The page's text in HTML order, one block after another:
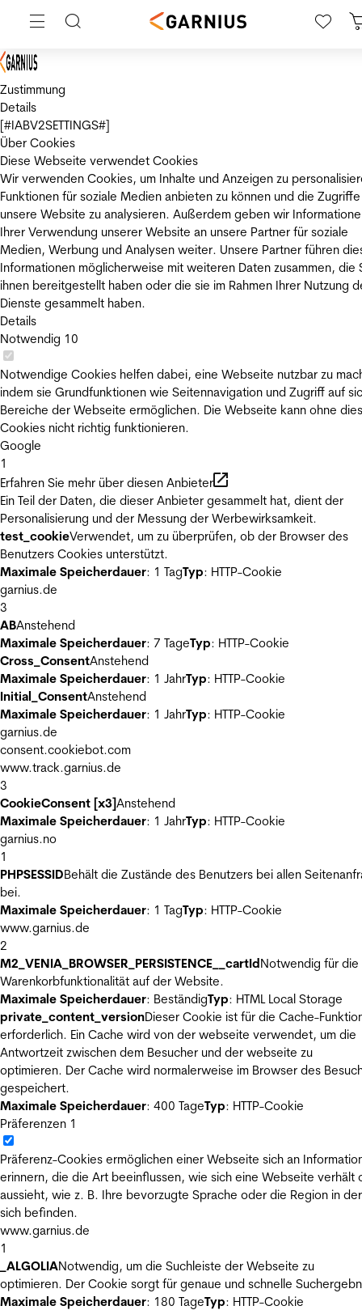
Zustimmung
Details
[#IABV2SETTINGS#]
Über Cookies
Diese Webseite verwendet Cookies
Wir verwenden Cookies, um Inhalte und Anzeigen zu
Funktionen für soziale Medien anbieten zu können und die
unsere Website zu analysieren. Außerdem geben wir
Ihrer Verwendung unserer Website an unsere Partner für soziale
Medien, Werbung und Analysen weiter. Unsere Partner führen
Informationen möglicherweise mit weiteren Daten zusammen, die
ihnen bereitgestellt haben oder die sie im Rahmen Ihrer Nutzung
Dienste gesammelt haben.
Details
Notwendig 10
Notwendige Cookies helfen dabei, eine Webseite nutzbar zu
indem sie Grundfunktionen wie Seitennavigation und Zugriff auf
Bereiche der Webseite ermöglichen. Die Webseite kann ohne
Cookies nicht richtig funktionieren.
Google
1
Erfahren Sie mehr über diesen Anbieter
Ein Teil der Daten, die dieser Anbieter gesammelt hat, dient der
Personalisierung und der Messung der Werbewirksamkeit.
test_cookieVerwendet, um zu überprüfen, ob der Browser des
Benutzers Cookies unterstützt.
Maximale Speicherdauer: 1 TagTyp: HTTP-Cookie
garnius.de
3
ABAnstehend
Maximale Speicherdauer: 7 TageTyp: HTTP-Cookie
Cross_ConsentAnstehend
Maximale Speicherdauer: 1 JahrTyp: HTTP-Cookie
Initial_ConsentAnstehend
Maximale Speicherdauer: 1 JahrTyp: HTTP-Cookie
garnius.de
consent.cookiebot.com
www.track.garnius.de
3
CookieConsent [x3]Anstehend
Maximale Speicherdauer: 1 JahrTyp: HTTP-Cookie
garnius.no
1
PHPSESSIDBehält die Zustände des Benutzers bei allen
bei.
Maximale Speicherdauer: 1 TagTyp: HTTP-Cookie
www.garnius.de
2
M2_VENIA_BROWSER_PERSISTENCE__cartIdNotwendig für die
Warenkorbfunktionalität auf der Website.
Maximale Speicherdauer: BeständigTyp: HTML Local Storage
private_content_versionDieser Cookie ist für die Cache-
erforderlich. Ein Cache wird von der webseite verwendet, um die
Antwortzeit zwischen dem Besucher und der webseite zu
optimieren. Der Cache wird normalerweise im Browser des
gespeichert.
Maximale Speicherdauer: 400 TageTyp: HTTP-Cookie
Präferenzen 1
Präferenz-Cookies ermöglichen einer Webseite sich an
erinnern, die die Art beeinflussen, wie sich eine Webseite verhält
aussieht, wie z. B. Ihre bevorzugte Sprache oder die Region in
sich befinden.
www.garnius.de
1
_ALGOLIANotwendig, um die Suchleiste der Webseite zu
optimieren. Der Cookie sorgt für genaue und schnelle
Maximale Speicherdauer: 180 TageTyp: HTTP-Cookie